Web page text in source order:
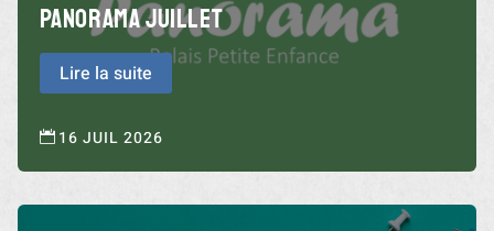
PANORAMA JUILLET
Lire la suite
 16 JUIL 2026